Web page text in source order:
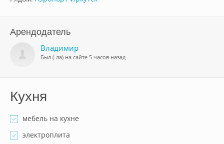
Арендодатель
Владимир
Был (-ла) на сайте 5 часов назад
Кухня
мебель на кухне
электроплита